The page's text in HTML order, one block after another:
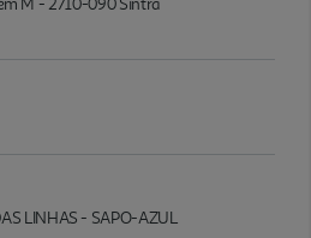
LINHAS - SAPO-AZUL